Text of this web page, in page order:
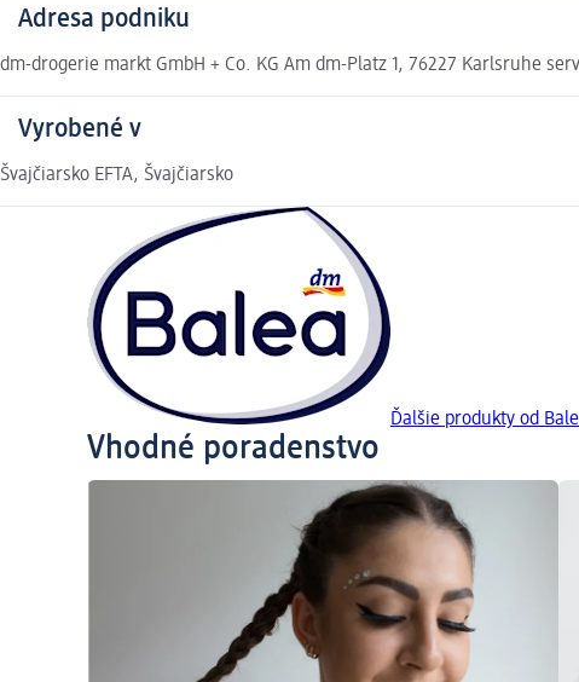
Adresa podniku
dm-drogerie markt GmbH + Co. KG Am dm-Platz 1, 76227 Karlsruhe
Vyrobené v
Švajčiarsko EFTA, Švajčiarsko
Ďalšie produkty od
Vhodné poradenstvo